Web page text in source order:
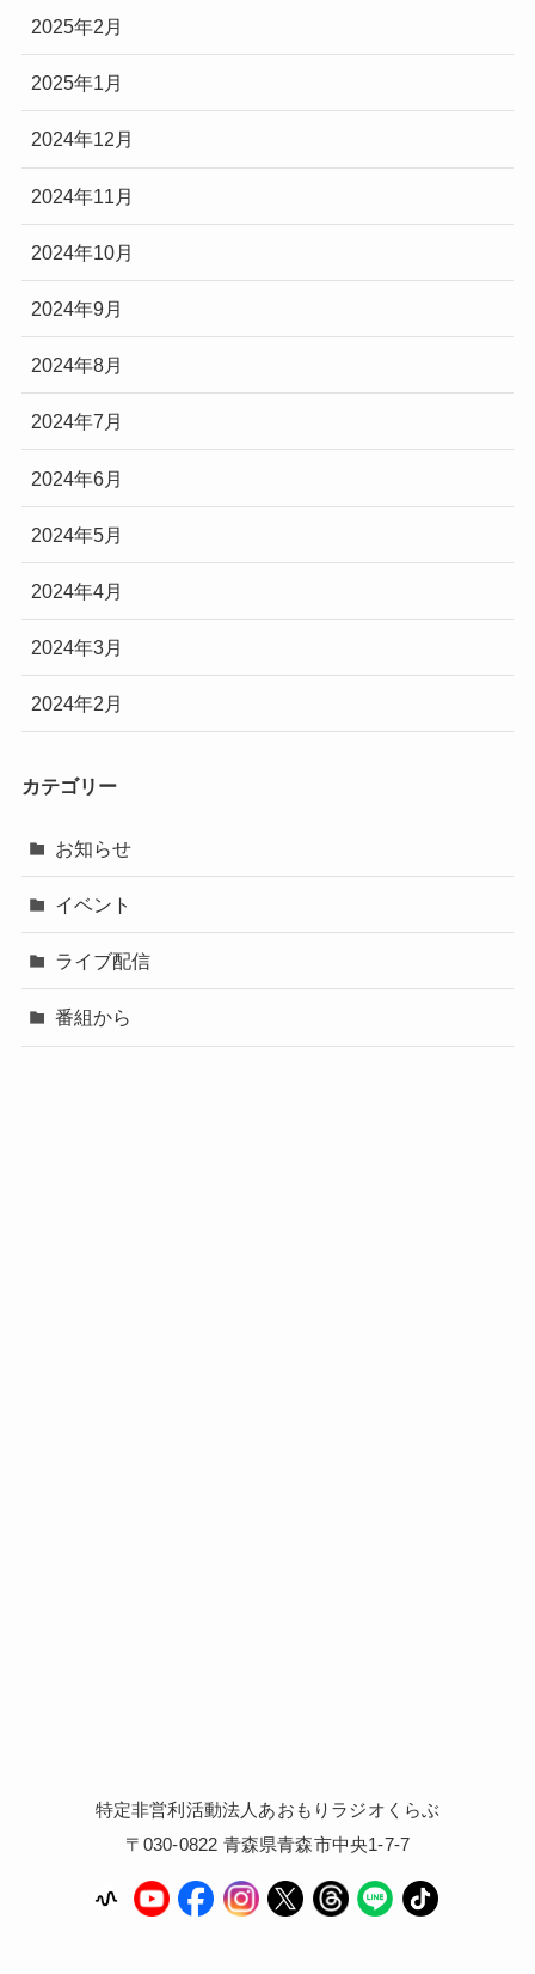
2025年2月
2025年1月
2024年12月
2024年11月
2024年10月
2024年9月
2024年8月
2024年7月
2024年6月
2024年5月
2024年4月
2024年3月
2024年2月
カテゴリー
お知らせ
イベント
ライブ配信
番組から
特定非営利活動法人あおもりラジオくらぶ
〒030-0822 青森県青森市中央1-7-7